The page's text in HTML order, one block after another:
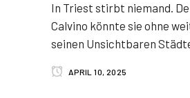
In Triest stirbt niemand.
Calvino könnte sie ohne
seinen Unsichtbaren
APRIL 10, 2025